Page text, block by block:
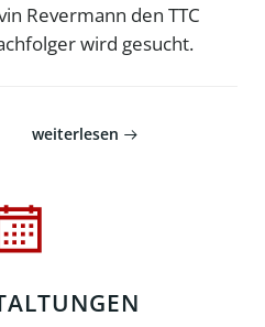
Revermann den TTC
wird gesucht.
weiterlesen